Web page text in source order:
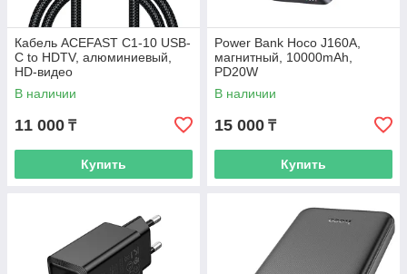
Кабель ACEFAST C1-10 USB-
C to HDTV, алюминиевый,
HD-видео
В наличии
11 000 ₸
Купить
Power Bank Hoco J160A,
магнитный, 10000mAh,
PD20W
В наличии
15 000 ₸
Купить